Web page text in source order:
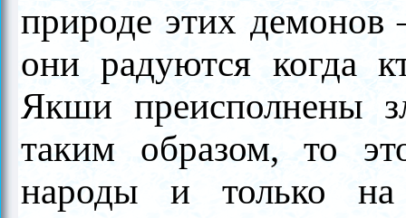
природе этих демонов
они радуются когда
Якши преисполнены
таким образом, то
народы и только